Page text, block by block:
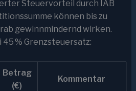
Steuervorteil durch IAB
können bis zu
gewinnmindernd wirken.
% Grenzsteuersatz:
Betrag
(€)
Kommentar